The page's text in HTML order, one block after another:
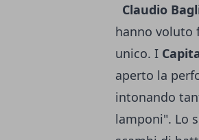
Claudio
hanno voluto
unico. I
aperto la
intonando
lamponi". Lo